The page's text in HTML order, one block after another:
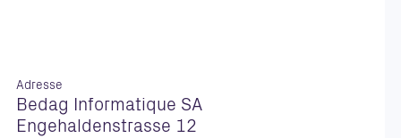
Adresse
Bedag Informatique SA
Engehaldenstrasse 12